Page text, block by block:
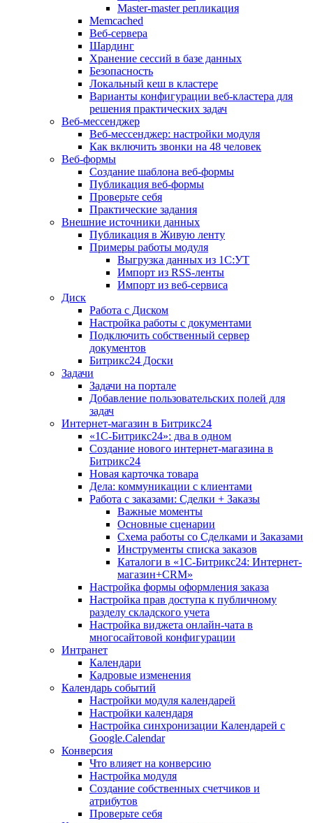
Master-master репликация
Memcached
Веб-сервера
Шардинг
Хранение сессий в базе данных
Безопасность
Локальный кеш в кластере
Варианты конфигурации веб-кластера для
решения практических задач
Веб-мессенджер
Веб-мессенджер: настройки модуля
Как включить звонки на 48 человек
Веб-формы
Создание шаблона веб-формы
Публикация веб-формы
Проверьте себя
Практические задания
Внешние источники данных
Публикация в Живую ленту
Примеры работы модуля
Выгрузка данных из 1С:УТ
Импорт из RSS-ленты
Импорт из веб-сервиса
Диск
Работа с Диском
Настройка работы с документами
Подключить собственный сервер
документов
Битрикс24 Доски
Задачи
Задачи на портале
Добавление пользовательских полей для
задач
Интернет-магазин в Битрикс24
«1С-Битрикс24»: два в одном
Создание нового интернет-магазина в
Битрикс24
Новая карточка товара
Дела: коммуникации с клиентами
Работа с заказами: Сделки + Заказы
Важные моменты
Основные сценарии
Схема работы со Сделками и Заказами
Инструменты списка заказов
Каталоги в «1С-Битрикс24: Интернет-
магазин+CRM»
Настройка формы оформления заказа
Настройка прав доступа к публичному
разделу складского учета
Настройка виджета онлайн-чата в
многосайтовой конфигурации
Интранет
Календари
Кадровые изменения
Календарь событий
Настройки модуля календарей
Настройки календаря
Настройка синхронизации Календарей с
Google.Calendar
Конверсия
Что влияет на конверсию
Настройка модуля
Создание собственных счетчиков и
атрибутов
Проверьте себя